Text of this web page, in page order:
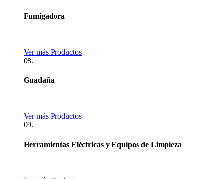
Fumigadora
Ver más Productos
08.
Guadaña
Ver más Productos
09.
Herramientas Eléctricas y Equipos de Limpieza